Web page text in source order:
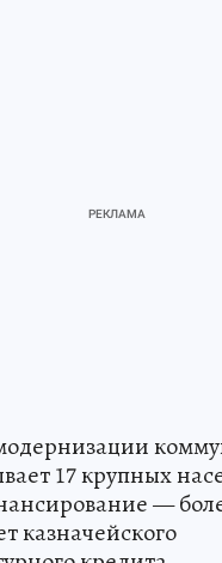
17 крупных
—
казначейского